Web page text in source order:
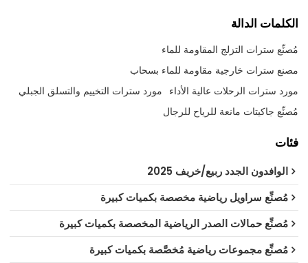
الكلمات الدالة
مُصنِّع سترات التزلج المقاومة للماء
مصنع سترات خارجية مقاومة للماء بسحاب
مورد سترات الرحلات عالية الأداء مورد سترات التخييم والتسلق الجبلي
مُصنِّع جاكيتات مانعة للرياح للرجال
فئات
الوافدون الجدد ربيع/خريف 2025
مُصنِّع سراويل رياضية مخصصة بكميات كبيرة
مُصنِّع حمالات الصدر الرياضية المخصصة بكميات كبيرة
مُصنِّع مجموعات رياضية مُخصَّصة بكميات كبيرة